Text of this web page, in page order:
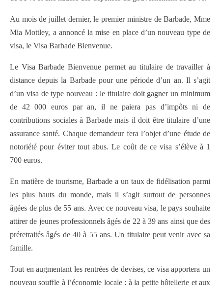
Au mois de juillet dernier, le premier ministre de Barbade, Mme
Mia Mottley, a annoncé la mise en place d’un nouveau type de
visa, le Visa Barbade Bienvenue.
Le Visa Barbade Bienvenue permet au titulaire de travailler à
distance depuis la Barbade pour une période d’un an. Il s’agit
d’un visa de type nouveau : le titulaire doit gagner un minimum
de 42 000 euros par an, il ne paiera pas d’impôts ni de
contributions sociales à Barbade mais il doit être titulaire d’une
assurance santé. Chaque demandeur fera l’objet d’une étude de
notoriété pour éviter tout abus. Le coût de ce visa s’élève à 1
700 euros.
En matière de tourisme, Barbade a un taux de fidélisation parmi
les plus hauts du monde, mais il s’agit surtout de personnes
âgées de plus de 55 ans. Avec ce nouveau visa, le pays souhaite
attirer de jeunes professionnels âgés de 22 à 39 ans ainsi que des
préretraités âgés de 40 à 55 ans. Un titulaire peut venir avec sa
famille.
Tout en augmentant les rentrées de devises, ce visa apportera un
nouveau souffle à l’économie locale : à la petite hôtellerie et aux